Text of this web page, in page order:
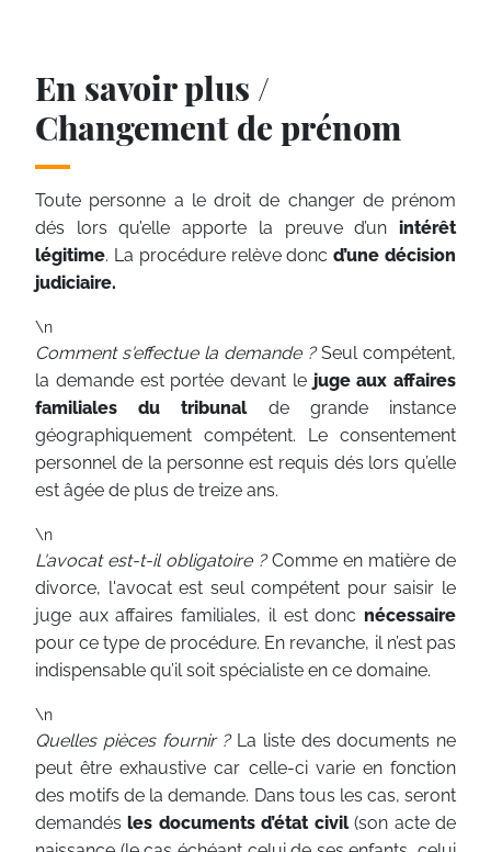
En savoir plus /
Changement de prénom
Toute personne a le droit de changer de prénom
dés lors qu’elle apporte la preuve d’un intérêt
légitime. La procédure relève doncd’une décision
judiciaire.
\n
Comment s'effectue la demande ?Seul compétent,
la demande est portée devant le juge aux affaires
familiales du tribunalde grande instance
géographiquement compétent. Le consentement
personnel de la personne est requis dés lors qu’elle
est âgée de plus de treize ans.
\n
L'avocat est-t-il obligatoire ?Comme en matière de
divorce, l'avocat est seul compétent pour saisir le
juge aux affaires familiales, il est donc nécessaire
pour ce type de procédure. En revanche, il n’est pas
indispensable qu’il soit spécialiste en ce domaine.
\n
Quelles pièces fournir ? La liste des documents ne
peut être exhaustive car celle-ci varie en fonction
des motifs de la demande. Dans tous les cas, seront
demandésles documents d’état civil(son acte de